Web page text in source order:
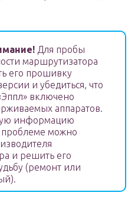
Для пробы
маршрутизатора
его прошивку
и убедиться, что
включено
аппаратов.
информацию
можно
и решить его
(ремонт или